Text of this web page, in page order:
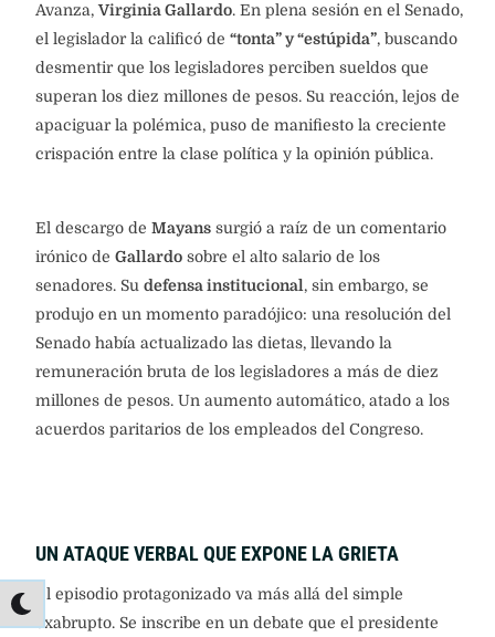
Avanza,Virginia Gallardo. En plena sesión en el Senado,
el legislador la calificó de “tonta” y “estúpida”, buscando
desmentir que los legisladores perciben sueldos que
superan los diez millones de pesos. Su reacción, lejos de
apaciguar la polémica, puso de manifiesto la creciente
crispación entre la clase política y la opinión pública.
El descargo de Mayans surgió a raíz de un comentario
irónico de Gallardo sobre el alto salario de los
senadores. Su defensa institucional , sin embargo, se
produjo en un momento paradójico: una resolución del
Senado había actualizado las dietas, llevando la
remuneración bruta de los legisladores a más de diez
millones de pesos. Un aumento automático, atado a los
acuerdos paritarios de los empleados del Congreso.
UN ATAQUE VERBAL QUE EXPONE LA GRIETA
El episodio protagonizado va más allá del simple
exabrupto. Se inscribe en un debate que el presidente